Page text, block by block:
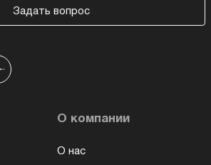
Задать вопрос
О компании
О нас